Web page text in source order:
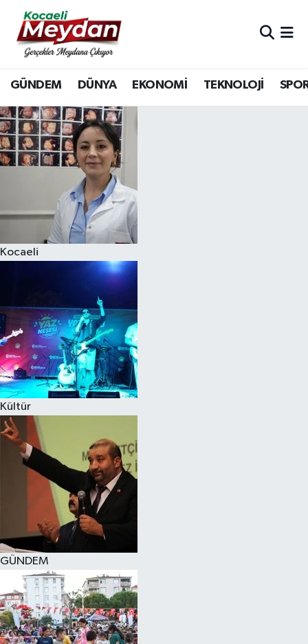
GÜNDEM DÜNYA EKONOMİ TEKNOLOJİ
Kocaeli
Kültür
GÜNDEM
Nöbetçi Eczaneler
Hava Durumu
Trafik Durumu
Süper Lig Puan Durumu ve Fikstür
Tüm Manşetler
Son Dakika Haberleri
Haber Arşivi